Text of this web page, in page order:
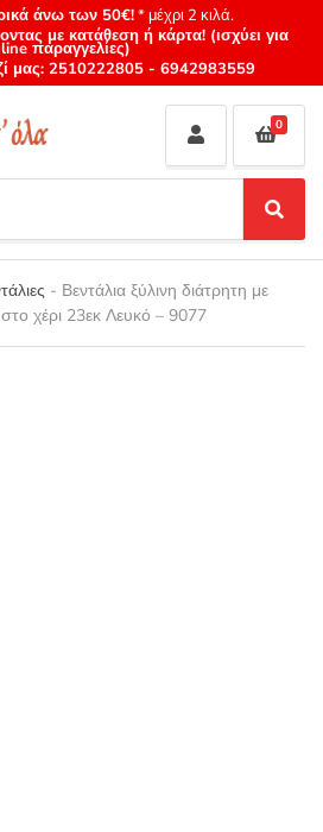
άνω των 50€!* μέχρι 2 κιλά.
με κατάθεση ή κάρτα! (ισχύει για
παραγγελίες)
μας: 2510222805 - 6942983559
S
e
a
0
- Βεντάλια ξύλινη διάτρητη με
χέρι 23εκ Λευκό – 9077